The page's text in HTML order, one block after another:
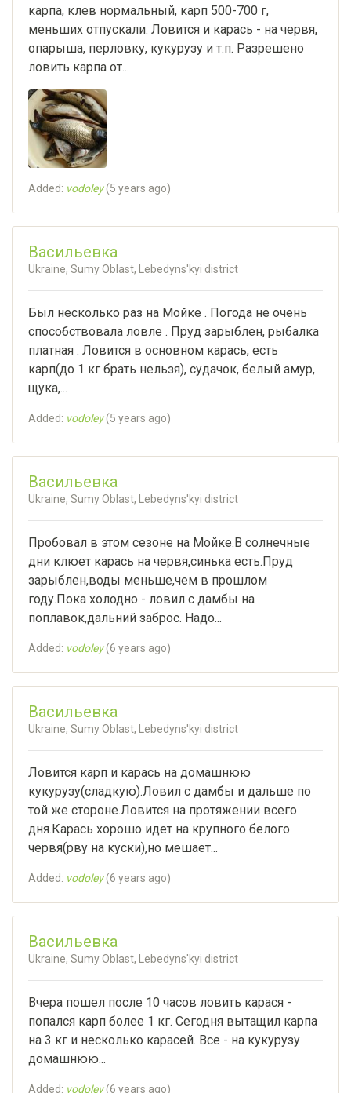
карпа, клев нормальный, карп 500-700 г,
меньших отпускали. Ловится и карась - на червя,
опарыша, перловку, кукурузу и т.п. Разрешено
ловить карпа от...
Added: vodoley(5 years ago)
Васильевка
Ukraine, Sumy Oblast, Lebedyns'kyi district
Был несколько раз на Мойке . Погода не очень
способствовала ловле . Пруд зарыблен, рыбалка
платная . Ловится в основном карась, есть
карп(до 1 кг брать нельзя), судачок, белый амур,
щука,...
Added: vodoley(5 years ago)
Васильевка
Ukraine, Sumy Oblast, Lebedyns'kyi district
Пробовал в этом сезоне на Мойке.В солнечные
дни клюет карась на червя,синька есть.Пруд
зарыблен,воды меньше,чем в прошлом
году.Пока холодно - ловил с дамбы на
поплавок,дальний заброс. Надо...
Added: vodoley(6 years ago)
Васильевка
Ukraine, Sumy Oblast, Lebedyns'kyi district
Ловится карп и карась на домашнюю
кукурузу(сладкую).Ловил с дамбы и дальше по
той же стороне.Ловится на протяжении всего
дня.Карась хорошо идет на крупного белого
червя(рву на куски),но мешает...
Added: vodoley(6 years ago)
Васильевка
Ukraine, Sumy Oblast, Lebedyns'kyi district
Вчера пошел после 10 часов ловить карася -
попался карп более 1 кг. Сегодня вытащил карпа
на 3 кг и несколько карасей. Все - на кукурузу
домашнюю...
Added: vodoley(6 years ago)